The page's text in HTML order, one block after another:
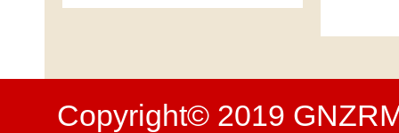
Copyright© 2019